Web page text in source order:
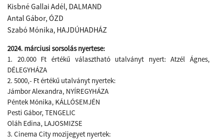
Kisbné Gallai Adél, DALMAND
Antal Gábor, ÓZD
Szabó Mónika, HAJDÚHADHÁZ
2024. márciusi sorsolás nyertese:
1. 20.000 Ft értékű választható utalványt nyert: Atzél Ágnes,
DÉLEGYHÁZA
2. 5000,- Ft értékű utalványt nyertek:
Jámbor Alexandra, NYÍREGYHÁZA
Péntek Mónika, KÁLLÓSEMJÉN
Pesti Gábor, TENGELIC
Oláh Edina, LAJOSMIZSE
3. Cinema City mozijegyet nyertek: